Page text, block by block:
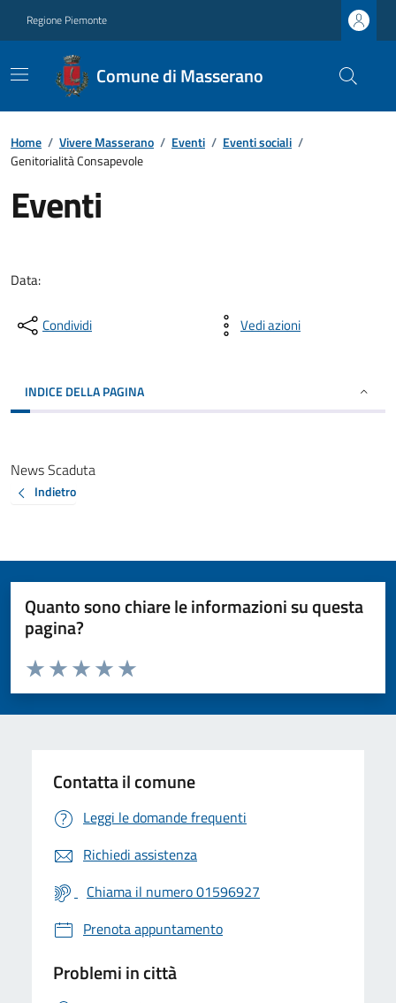
Regione Piemonte
Comune di Masserano
Home / Vivere Masserano / Eventi / Eventi sociali /
Genitorialità Consapevole
Eventi
Data:
Condividi Vedi azioni
INDICE DELLA PAGINA
News Scaduta
Indietro
Quanto sono chiare le informazioni su questa
pagina?
Valuta da 1 a 5 stelle la pagina
Valuta 5 stelle su 5
Valuta 4 stelle su 5
Valuta 3 stelle su 5
Valuta 2 stelle su 5
Valuta 1 stelle su 5
Contatta il comune
Leggi le domande frequenti
Richiedi assistenza
Chiama il numero 01596927
Prenota appuntamento
Problemi in città